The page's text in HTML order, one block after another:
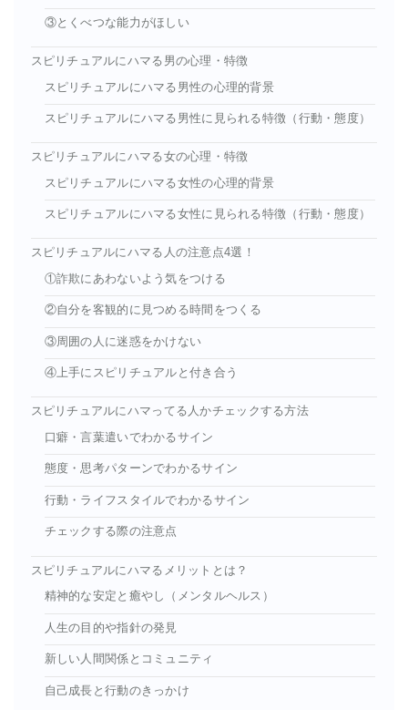
③とくべつな能力がほしい
スピリチュアルにハマる男の心理・特徴
スピリチュアルにハマる男性の心理的背景
スピリチュアルにハマる男性に見られる特徴（行動・態度）
スピリチュアルにハマる女の心理・特徴
スピリチュアルにハマる女性の心理的背景
スピリチュアルにハマる女性に見られる特徴（行動・態度）
スピリチュアルにハマる人の注意点4選！
①詐欺にあわないよう気をつける
②自分を客観的に見つめる時間をつくる
③周囲の人に迷惑をかけない
④上手にスピリチュアルと付き合う
スピリチュアルにハマってる人かチェックする方法
口癖・言葉遣いでわかるサイン
態度・思考パターンでわかるサイン
行動・ライフスタイルでわかるサイン
チェックする際の注意点
スピリチュアルにハマるメリットとは？
精神的な安定と癒やし（メンタルヘルス）
人生の目的や指針の発見
新しい人間関係とコミュニティ
自己成長と行動のきっかけ